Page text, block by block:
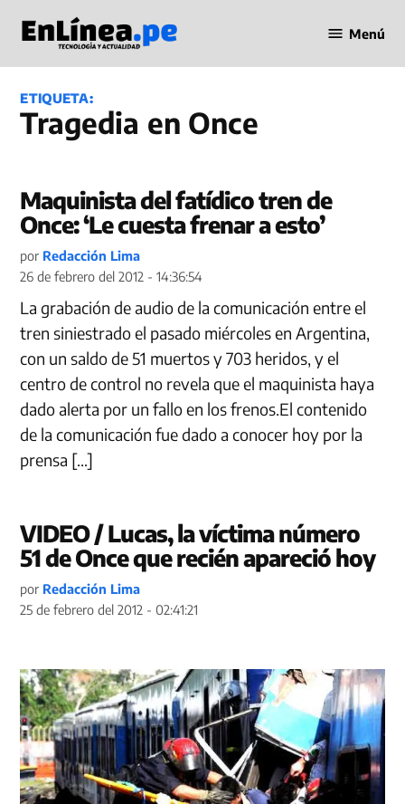
contenido
en Línea
Menú
ETIQUETA:
Tragedia en Once
Maquinista del fatídico tren de
Once: ‘Le cuesta frenar a esto’
por Redacción Lima
26 de febrero del 2012 - 14:36:54
La grabación de audio de la comunicación entre el
tren siniestrado el pasado miércoles en Argentina,
con un saldo de 51 muertos y 703 heridos, y el
centro de control no revela que el maquinista haya
dado alerta por un fallo en los frenos.El contenido
de la comunicación fue dado a conocer hoy por la
prensa […]
VIDEO / Lucas, la víctima número
51 de Once que recién apareció hoy
por Redacción Lima
25 de febrero del 2012 - 02:41:21